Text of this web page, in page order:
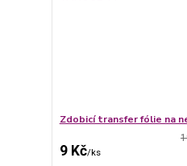
Zdobicí transfer fólie na
9 Kč/ks